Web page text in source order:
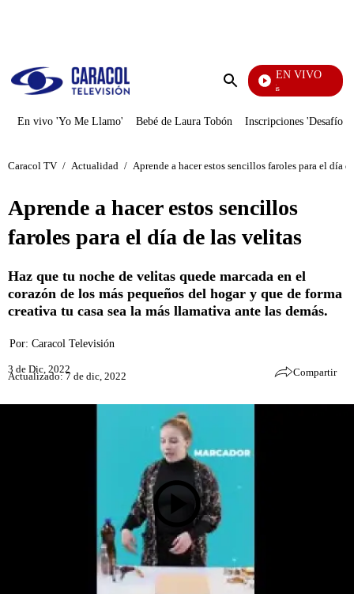
Enviar
EN VIVO
También Caerás
En vivo 'Yo Me Llamo' Bebé de Laura Tobón Inscripciones 'Desafío'
Caracol TV / Actualidad / Aprende a hacer estos sencillos faroles para el día
Aprende a hacer estos sencillos
faroles para el día de las velitas
Haz que tu noche de velitas quede marcada en el
corazón de los más pequeños del hogar y que de forma
creativa tu casa sea la más llamativa ante las demás.
Por: Caracol Televisión
3 de Dic, 2022
Actualizado: 7 de dic, 2022 Compartir